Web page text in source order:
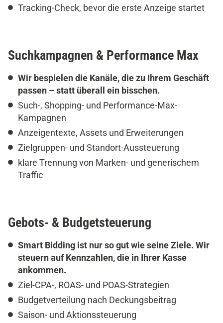
Tracking-Check, bevor die erste Anzeige startet
Suchkampagnen & Performance Max
Wir bespielen die Kanäle, die zu Ihrem Geschäft
passen – statt überall ein bisschen.
Such-, Shopping- und Performance-Max-
Kampagnen
Anzeigentexte, Assets und Erweiterungen
Zielgruppen- und Standort-Aussteuerung
klare Trennung von Marken- und generischem
Traffic
Gebots- & Budgetsteuerung
Smart Bidding ist nur so gut wie seine Ziele. Wir
steuern auf Kennzahlen, die in Ihrer Kasse
ankommen.
Ziel-CPA-, ROAS- und POAS-Strategien
Budgetverteilung nach Deckungsbeitrag
Saison- und Aktionssteuerung